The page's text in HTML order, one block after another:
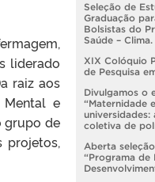
liderado
raiz aos
Mental e
grupo de
projetos,
Seleção de
Graduação
Bolsistas do
Saúde – Clima.
XIX Colóquio
de Pesquisa
Divulgamos o
“Maternidade
universidades:
coletiva de
Aberta
“Programa de